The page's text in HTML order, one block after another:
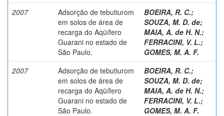
2007
Adsorção de tebutiurom
em solos de área de
recarga do Aqüífero
Guarani no estado de
São Paulo.
BOEIRA, R. C.;
SOUZA, M. D. de;
MAIA, A. de H. N.;
FERRACINI, V. L.;
GOMES, M. A. F.
2007
Adsorção de tebutiurom
em solos de área de
recarga do Aqüífero
Guarani no estado de
São Paulo.
BOEIRA, R. C.;
SOUZA, M. D. de;
MAIA, A. de H. N.;
FERRACINI, V. L.;
GOMES, M. A. F.